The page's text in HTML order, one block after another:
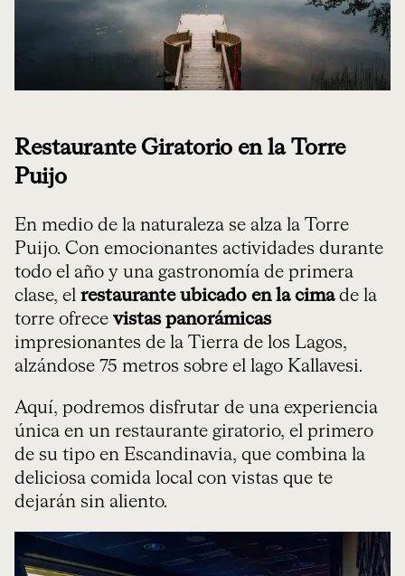
Restaurante Giratorio en la Torre
Puijo
En medio de la naturaleza se alza la Torre
Puijo. Con emocionantes actividades durante
todo el año y una gastronomía de primera
clase, el restaurante ubicado en la cimade la
torre ofrece vistas panorámicas
impresionantes de la Tierra de los Lagos,
alzándose 75 metros sobre el lago Kallavesi.
Aquí, podremos disfrutar de una experiencia
única en un restaurante giratorio, el primero
de su tipo en Escandinavia, que combina la
deliciosa comida local con vistas que te
dejarán sin aliento.